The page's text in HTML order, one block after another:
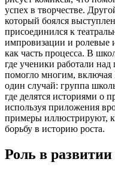
успех в творчестве.
который боялся
присоединился к
импровизации и ролевые
как часть процесса. В
где ученики работали над
помогло многим, включая
один случай: группа
где делятся историями о
используя приложения
примеры иллюстрируют,
борьбу в историю роста.
Роль в развитии